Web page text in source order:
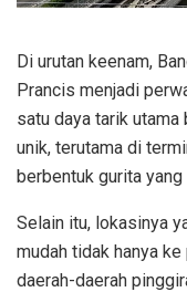
Di urutan keenam,
Prancis menjadi
satu daya tarik utama
unik, terutama di
berbentuk gurita yang
Selain itu, lokasinya
mudah tidak hanya
daerah-daerah